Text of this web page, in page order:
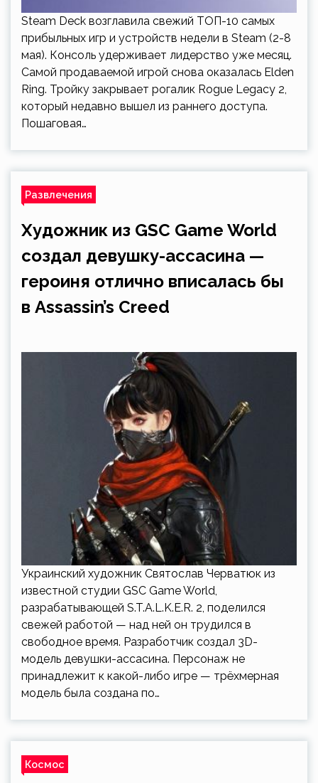
Steam Deck возглавила свежий ТОП-10 самых
прибыльных игр и устройств недели в Steam (2-8
мая). Консоль удерживает лидерство уже месяц.
Самой продаваемой игрой снова оказалась Elden
Ring. Тройку закрывает рогалик Rogue Legacy 2,
который недавно вышел из раннего доступа.
Пошаговая…
Развлечения
Художник из GSC Game World
создал девушку-ассасина —
героиня отлично вписалась бы
в Assassin’s Creed
Украинский художник Святослав Черватюк из
известной студии GSC Game World,
разрабатывающей S.T.A.L.K.E.R. 2, поделился
свежей работой — над ней он трудился в
свободное время. Разработчик создал 3D-
модель девушки-ассасина. Персонаж не
принадлежит к какой-либо игре — трёхмерная
модель была создана по…
Космос